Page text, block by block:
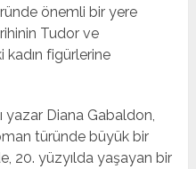
önemli bir yere
Tudor ve
figürlerine
yazar Diana Gabaldon,
türünde büyük bir
20. yüzyılda yaşayan bir